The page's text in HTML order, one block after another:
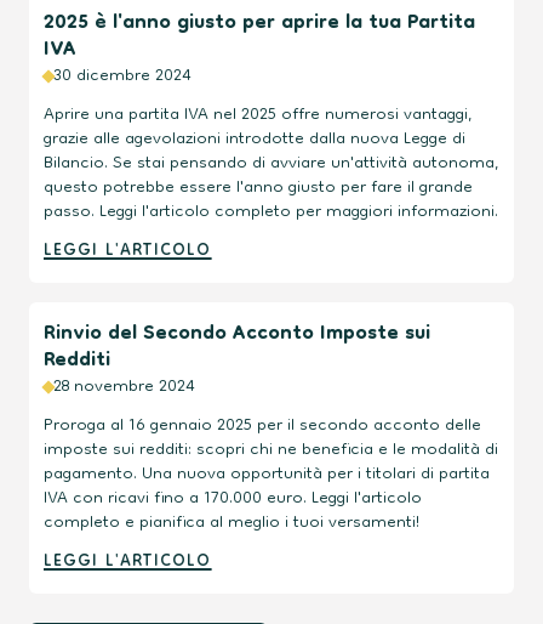
2025 è l'anno giusto per aprire la tua Partita
IVA
30 dicembre 2024
Aprire una partita IVA nel 2025 offre numerosi vantaggi,
grazie alle agevolazioni introdotte dalla nuova Legge di
Bilancio. Se stai pensando di avviare un'attività autonoma,
questo potrebbe essere l'anno giusto per fare il grande
passo. Leggi l'articolo completo per maggiori informazioni.
LEGGI L'ARTICOLO
Rinvio del Secondo Acconto Imposte sui
Redditi
28 novembre 2024
Proroga al 16 gennaio 2025 per il secondo acconto delle
imposte sui redditi: scopri chi ne beneficia e le modalità di
pagamento. Una nuova opportunità per i titolari di partita
IVA con ricavi fino a 170.000 euro. Leggi l'articolo
completo e pianifica al meglio i tuoi versamenti!
LEGGI L'ARTICOLO